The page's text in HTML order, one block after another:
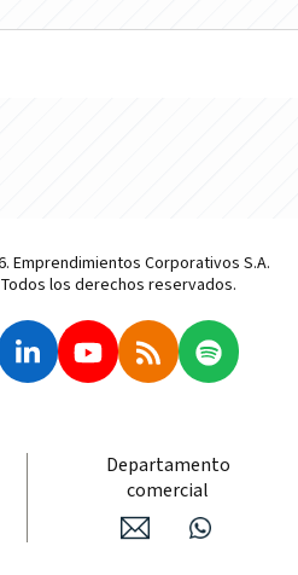
Emprendimientos Corporativos S.A.
los derechos reservados.
Departamento
comercial